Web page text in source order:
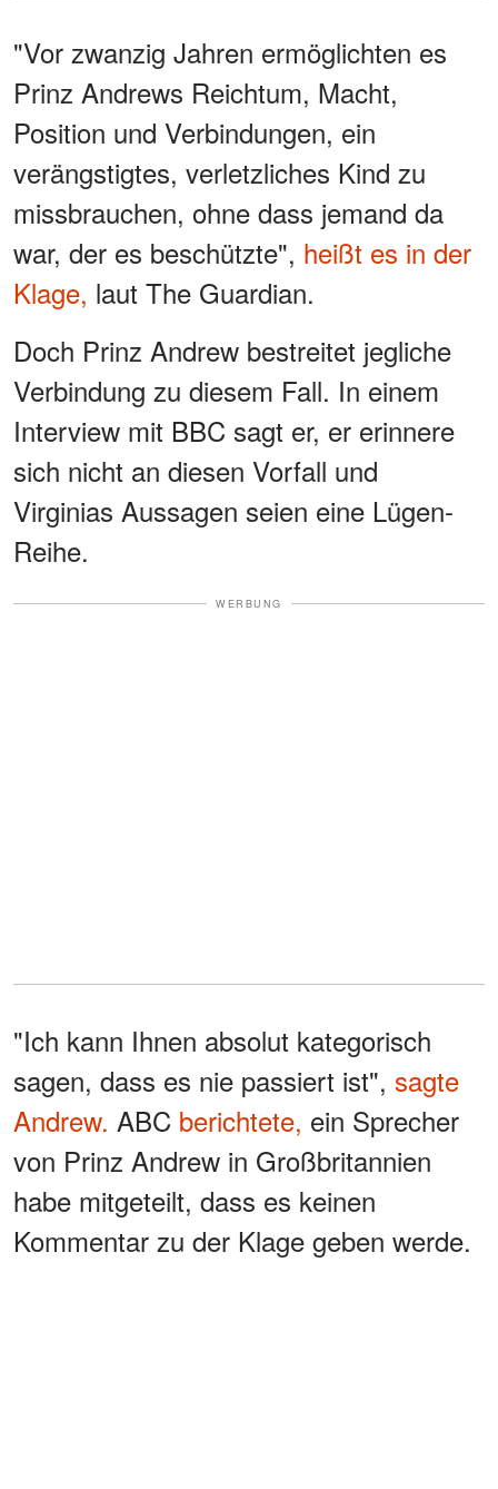
"Vor zwanzig Jahren ermöglichten es
Prinz Andrews Reichtum, Macht,
Position und Verbindungen, ein
verängstigtes, verletzliches Kind zu
missbrauchen, ohne dass jemand da
war, der es beschützte", heißt es in der
Klage, laut The Guardian.
Doch Prinz Andrew bestreitet jegliche
Verbindung zu diesem Fall. In einem
Interview mit BBC sagt er, er erinnere
sich nicht an diesen Vorfall und
Virginias Aussagen seien eine Lügen-
Reihe.
WERBUNG
"Ich kann Ihnen absolut kategorisch
sagen, dass es nie passiert ist", sagte
Andrew. ABC berichtete, ein Sprecher
von Prinz Andrew in Großbritannien
habe mitgeteilt, dass es keinen
Kommentar zu der Klage geben werde.